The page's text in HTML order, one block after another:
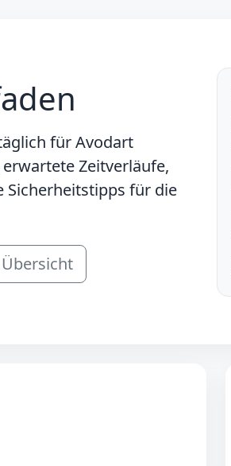
für Avodart
Zeitverläufe,
Sicherheitstipps für die